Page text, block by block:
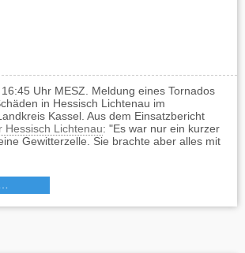
Uhr MESZ. Meldung eines Tornados
in Hessisch Lichtenau im
Kassel. Aus dem Einsatzbericht
Hessisch Lichtenau: "Es war nur ein kurzer
Gewitterzelle. Sie brachte aber alles mit